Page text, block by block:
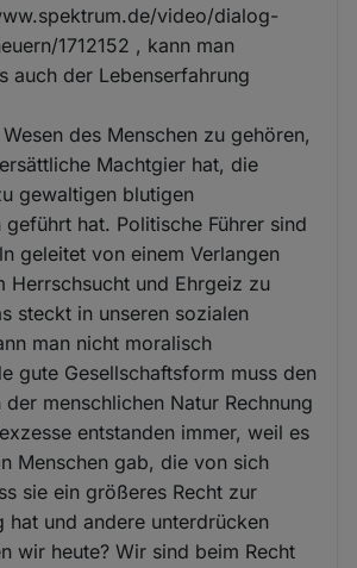
video/dialog-
1712152 , kann man
auch der Lebenserfahrung
des Menschen zu gehören,
Machtgier hat, die
gewaltigen blutigen
geführt hat. Politische Führer sind
geleitet von einem Verlangen
Herrschsucht und Ehrgeiz zu
steckt in unseren sozialen
man nicht moralisch
gute Gesellschaftsform muss den
der menschlichen Natur Rechnung
entstanden immer, weil es
Menschen gab, die von sich
sie ein größeres Recht zur
hat und andere unterdrücken
wir heute? Wir sind beim Recht